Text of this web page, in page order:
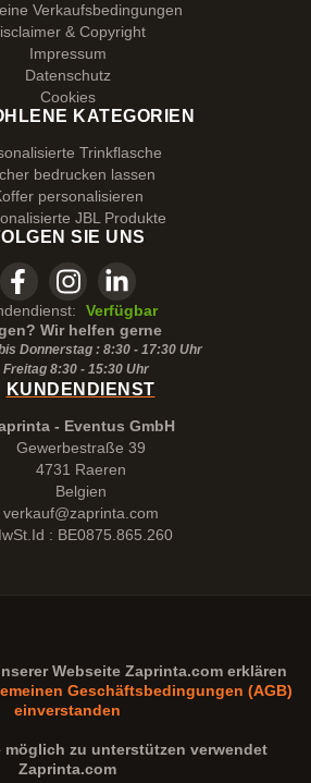
Verkaufsbedingungen
& Copyright
Impressum
Datenschutz
Cookies
KATEGORIEN
Trinkflasche
bedrucken lassen
personalisieren
JBL Produkte
SIE UNS
Verfügbar
Wir helfen gerne
Donnerstag : 8:30 - 17:30 Uhr
Freitag 8:30 - 15:30Uhr
KUNDENDIENST
- Eventus GmbH
Gewerbestraße 39
4731 Raeren
Belgien
verkauf@zaprinta.com
: BE0875.865.260
Webseite Zaprinta.com erklären
Geschäftsbedingungen (AGB)
einverstanden
möglich zu unterstützen verwendet
Zaprinta.com